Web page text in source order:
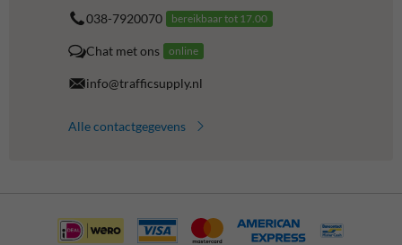
038-7920070 bereikbaar tot 17.00
Chat met ons online
info@trafficsupply.nl
Alle contactgegevens